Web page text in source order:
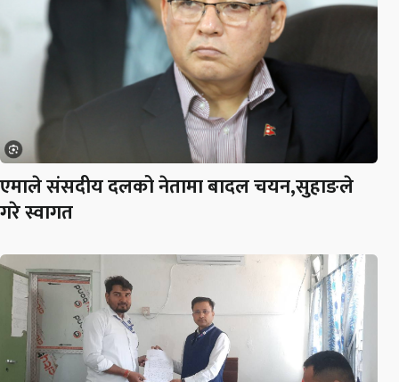
एमाले संसदीय दलको नेतामा बादल चयन,सुहाङले
गरे स्वागत